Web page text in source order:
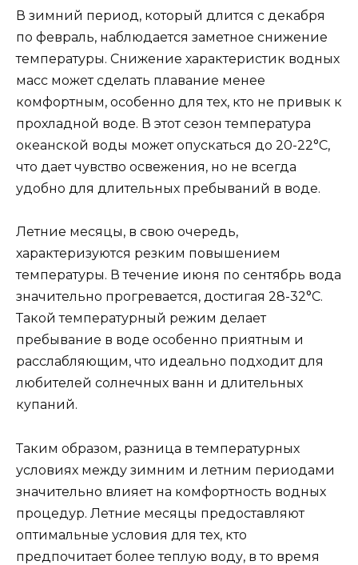
В зимний период, который длится с декабря
по февраль, наблюдается заметное снижение
температуры. Снижение характеристик водных
масс может сделать плавание менее
комфортным, особенно для тех, кто не привык к
прохладной воде. В этот сезон температура
океанской воды может опускаться до 20-22°C,
что дает чувство освежения, но не всегда
удобно для длительных пребываний в воде.
Летние месяцы, в свою очередь,
характеризуются резким повышением
температуры. В течение июня по сентябрь вода
значительно прогревается, достигая 28-32°C.
Такой температурный режим делает
пребывание в воде особенно приятным и
расслабляющим, что идеально подходит для
любителей солнечных ванн и длительных
купаний.
Таким образом, разница в температурных
условиях между зимним и летним периодами
значительно влияет на комфортность водных
процедур. Летние месяцы предоставляют
оптимальные условия для тех, кто
предпочитает более теплую воду, в то время